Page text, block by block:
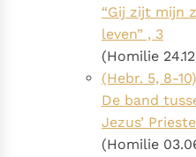
“Gij zijt mijn
leven” , 3
(Homilie
(Hebr. 5, 8-10)
De band
Jezus’
(Homilie